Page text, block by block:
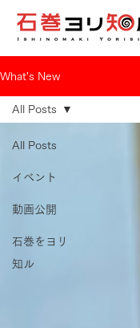
What's New
All Posts
イベント
動画公開
石巻をヨリ
知ル
All Posts